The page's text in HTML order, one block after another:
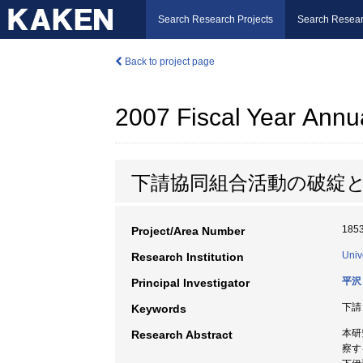
Search Research Projects Search
Back to project page
2007 Fiscal Year
下請協同組合活動の破綻
Project/Area Number
Research Institution
Principal Investigator 平
Keywords 下
Research Abstract
本
察